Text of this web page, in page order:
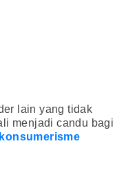
lain yang tidak
menjadi candu bagi
konsumerisme